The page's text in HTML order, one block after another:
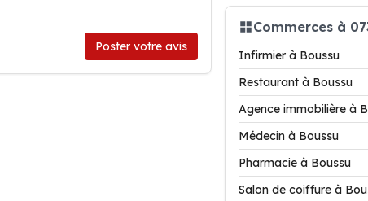
Poster votre avis
Commerces à
Infirmier à Boussu
Restaurant à Boussu
Agence immobilière à
Médecin à Boussu
Pharmacie à Boussu
Salon de coiffure à